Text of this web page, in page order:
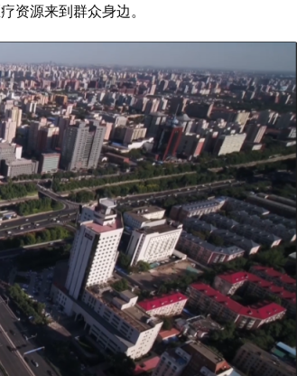
资源来到群众身边。